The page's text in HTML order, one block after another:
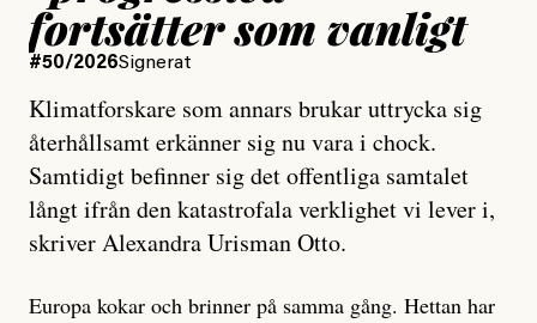
fortsätter som vanligt
#50/2026Signerat
Klimatforskare som annars brukar uttrycka sig
återhållsamt erkänner sig nu vara i chock.
Samtidigt befinner sig det offentliga samtalet
långt ifrån den katastrofala verklighet vi lever i,
skriver Alexandra Urisman Otto.
Europa kokar och brinner på samma gång. Hettan har